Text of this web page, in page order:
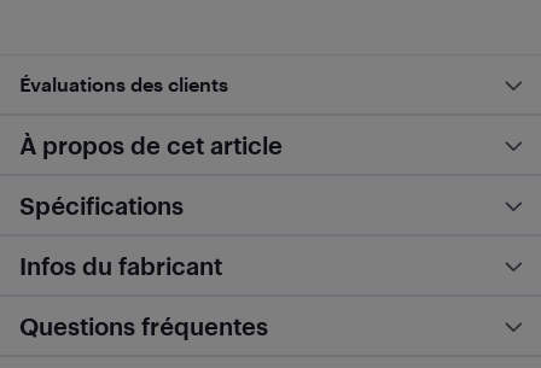
Évaluations des clients
À propos de cet article
Spécifications
Infos du fabricant
Questions fréquentes